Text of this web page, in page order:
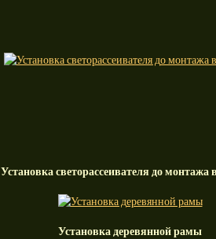
Установка светорассеивателя до монтажа
Установка деревянной рамы